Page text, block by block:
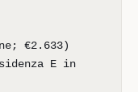
€2.633)
E in